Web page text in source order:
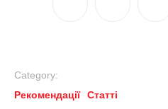
Category:
Рекомендації
Статті